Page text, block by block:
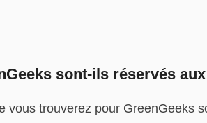
sont-ils réservés
vous trouverez pour GreenGeeks